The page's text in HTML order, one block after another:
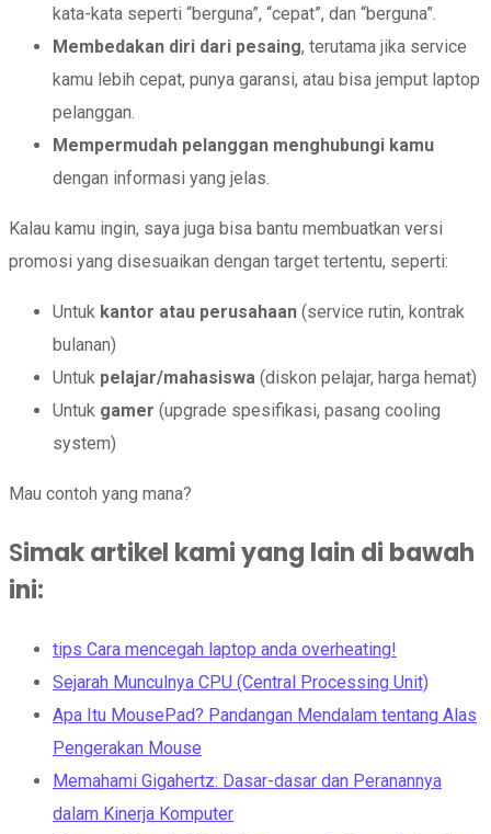
kata-kata seperti “berguna”, “cepat”, dan “berguna”.
Membedakan diri dari pesaing, terutama jika service
kamu lebih cepat, punya garansi, atau bisa jemput laptop
pelanggan.
Mempermudah pelanggan menghubungi kamu
dengan informasi yang jelas.
Kalau kamu ingin, saya juga bisa bantu membuatkan versi
promosi yang disesuaikan dengan target tertentu, seperti:
Untuk kantor atau perusahaan (service rutin, kontrak
bulanan)
Untuk pelajar/mahasiswa (diskon pelajar, harga hemat)
Untuk gamer (upgrade spesifikasi, pasang cooling
system)
Mau contoh yang mana?
Simak artikel kami yang lain di bawah
ini:
tips Cara mencegah laptop anda overheating!
Sejarah Munculnya CPU (Central Processing Unit)
Apa Itu MousePad? Pandangan Mendalam tentang Alas
Pengerakan Mouse
Memahami Gigahertz: Dasar-dasar dan Peranannya
dalam Kinerja Komputer